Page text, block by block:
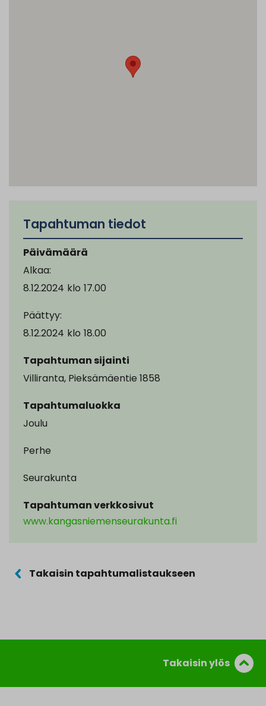
Tapahtuman tiedot
Päivämäärä
Alkaa:
8.12.2024 klo 17.00
Päättyy:
8.12.2024 klo 18.00
Tapahtuman sijainti
Villiranta, Pieksämäentie 1858
Tapahtumaluokka
Joulu
Perhe
Seurakunta
Tapahtuman verkkosivut
www.kangasniemenseurakunta.fi
Takaisin tapahtumalistaukseen
Takaisin ylös